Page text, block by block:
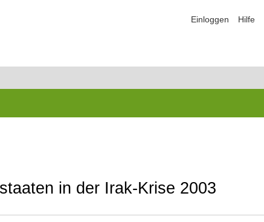
Einloggen Hilfe
in der Irak-Krise 2003